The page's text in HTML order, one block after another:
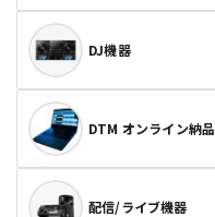
DJ機器
DTM オンライン納品
配信/ライブ機器